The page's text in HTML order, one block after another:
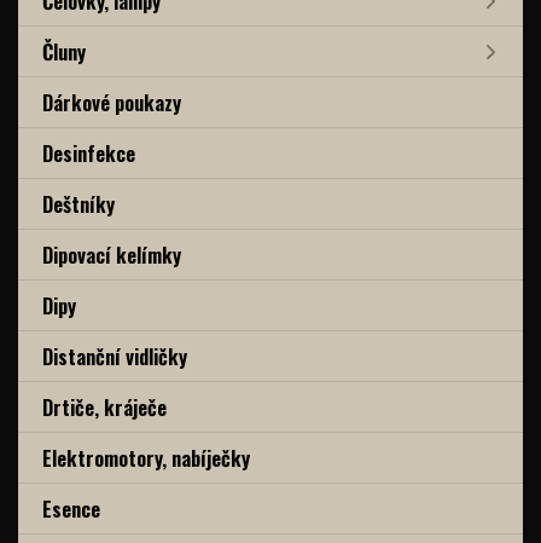
Čluny
Dárkové poukazy
Desinfekce
Deštníky
Dipovací kelímky
Dipy
Distanční vidličky
Drtiče, kráječe
Elektromotory, nabíječky
Esence